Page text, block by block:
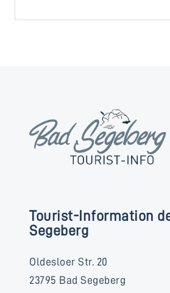
Tourist-Information
Segeberg
Oldesloer Str. 20
23795 Bad Segeberg